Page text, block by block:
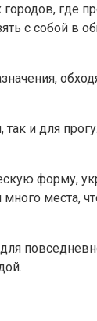
где
с собой в
и для
форму,
места,